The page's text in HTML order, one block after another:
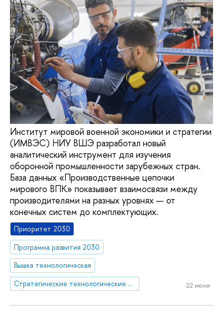
Институт мировой военной экономики и стратегии
(ИМВЭС) НИУ ВШЭ разработал новый
аналитический инструмент для изучения
оборонной промышленности зарубежных стран.
База данных «Производственные цепочки
мирового ВПК» показывает взаимосвязи между
производителями на разных уровнях — от
конечных систем до комплектующих.
Приоритет 2030
Программа развития 2030
Вышка технологическая
Стратегические технологические проекты
22 июня